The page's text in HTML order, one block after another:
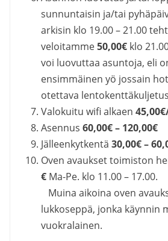
sunnuntaisin ja/tai
arkisin klo 19.00 – 21.00
veloitamme50,00€ klo
voi luovuttaa asuntoja, eli
ensimmäinen yö jossain
otettava
Valokuitu wifi alkaen
Asennus60,00€ – 120,00€
Jälleenkytkentä30,00€ –
Oven avaukset toimiston
€ Ma-Pe. klo
Muina aikoina oven
lukkoseppä, jonka käynnin
vuokralainen.